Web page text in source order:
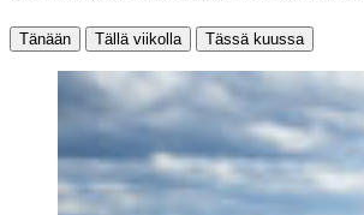
Tänään Tällä viikolla Tässä kuussa